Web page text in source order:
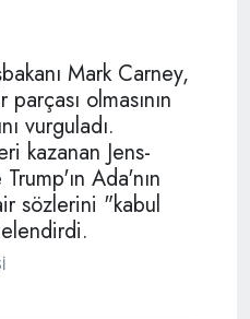
Mark Carney,
olmasının
vurguladı.
kazanan Jens-
Ada'nın
sözlerini "kabul